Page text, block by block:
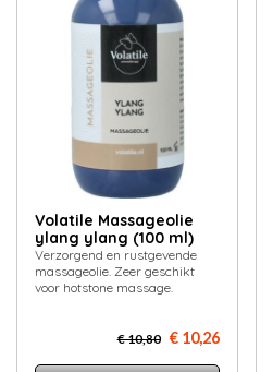
Volatile Massageolie
ylang ylang (100 ml)
Verzorgend en rustgevende
massageolie. Zeer geschikt
voor hotstone massage.
€ 10,80 € 10,26